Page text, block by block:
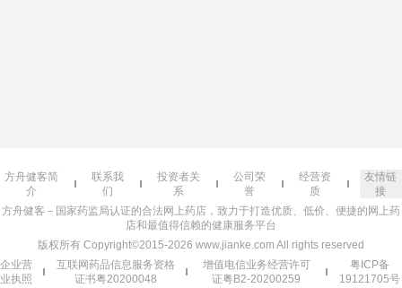
方舟健客简
介
联系我
们
投资者关
系
公司荣
誉
经营资
质
友情链
接
方舟健客－国家药监局认证的合法网上药店，致力于打造优质、低价、便捷的网上药
店和最值得信赖的健康服务平台
版权所有 Copyright©2015-2026 www.jianke.com All rights reserved
企业营
业执照
互联网药品信息服务资格
证书粤20200048
增值电信业务经营许可
证粤B2-20200259
粤ICP备
19121705号